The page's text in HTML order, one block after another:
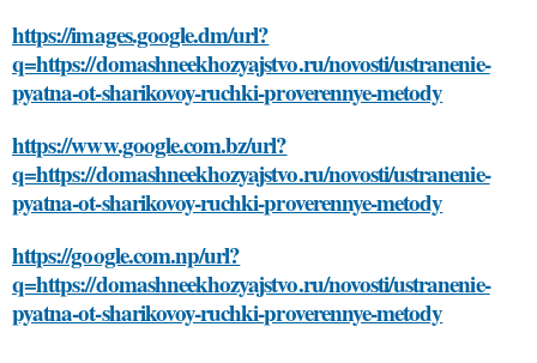
https://images.google.dm/url?
q=https://domashneekhozyajstvo.ru/novosti/ustranenie-
pyatna-ot-sharikovoy-ruchki-proverennye-metody
https://www.google.com.bz/url?
q=https://domashneekhozyajstvo.ru/novosti/ustranenie-
pyatna-ot-sharikovoy-ruchki-proverennye-metody
https://google.com.np/url?
q=https://domashneekhozyajstvo.ru/novosti/ustranenie-
pyatna-ot-sharikovoy-ruchki-proverennye-metody